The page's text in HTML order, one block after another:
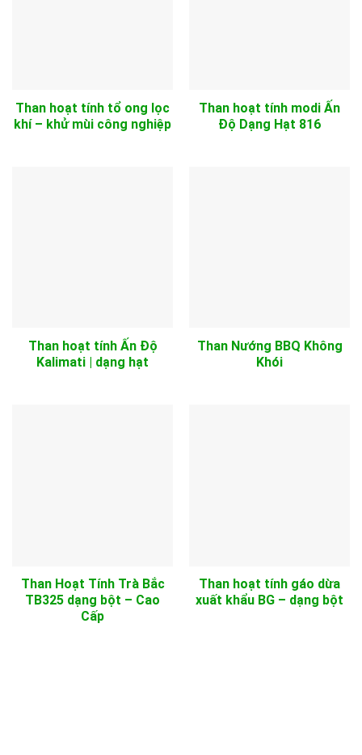
Than hoạt tính tổ ong lọc
khí – khử mùi công nghiệp
Than hoạt tính modi Ấn
Độ Dạng Hạt 816
Than hoạt tính Ấn Độ
Kalimati | dạng hạt
Than Nướng BBQ Không
Khói
Than Hoạt Tính Trà Bắc
TB325 dạng bột – Cao
Cấp
Than hoạt tính gáo dừa
xuất khẩu BG – dạng bột